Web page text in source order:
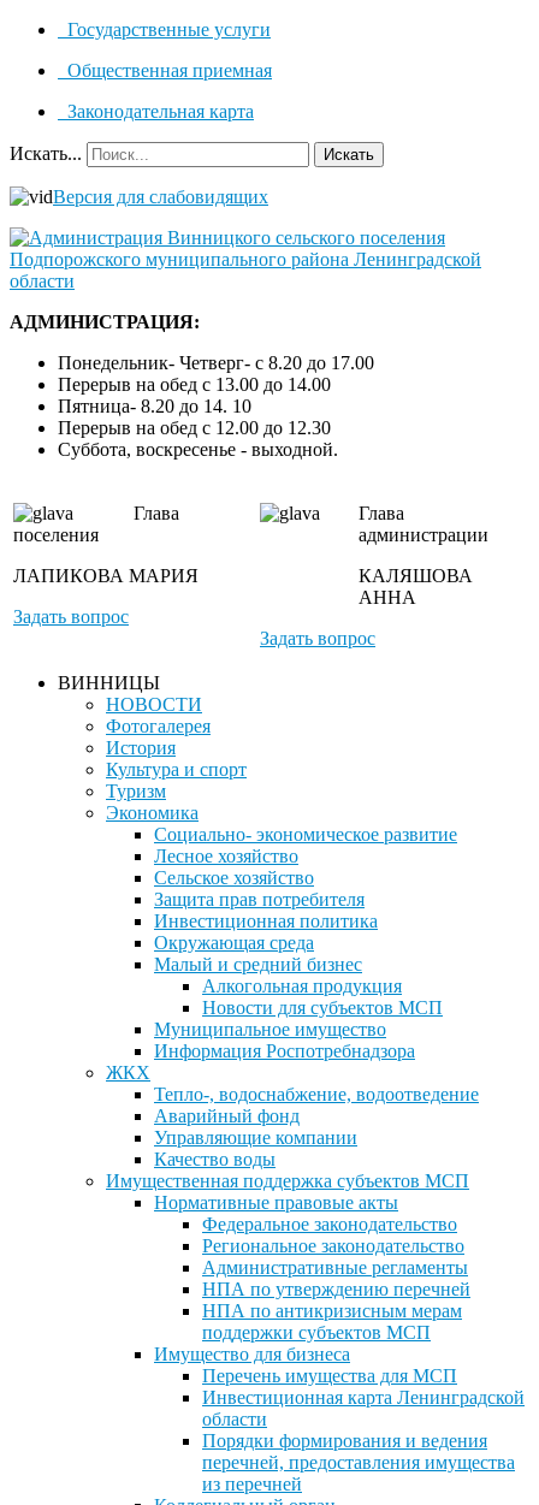
Государственные услуги
Общественная приемная
Законодательная карта
Искать... Искать
Версия для слабовидящих
АДМИНИСТРАЦИЯ:
Понедельник- Четверг- с 8.20 до 17.00
Перерыв на обед с 13.00 до 14.00
Пятница- 8.20 до 14. 10
Перерыв на обед с 12.00 до 12.30
Суббота, воскресенье - выходной.
Глава
поселения
ЛАПИКОВА МАРИЯ
Задать вопрос
Глава
администрации
КАЛЯШОВА
АННА
Задать вопрос
ВИННИЦЫ
НОВОСТИ
Фотогалерея
История
Культура и спорт
Туризм
Экономика
Социально- экономическое развитие
Лесное хозяйство
Сельское хозяйство
Защита прав потребителя
Инвестиционная политика
Окружающая среда
Малый и средний бизнес
Алкогольная продукция
Новости для субъектов МСП
Муниципальное имущество
Информация Роспотребнадзора
ЖКХ
Тепло-, водоснабжение, водоотведение
Аварийный фонд
Управляющие компании
Качество воды
Имущественная поддержка субъектов МСП
Нормативные правовые акты
Федеральное законодательство
Региональное законодательство
Административные регламенты
НПА по утверждению перечней
НПА по антикризисным мерам
поддержки субъектов МСП
Имущество для бизнеса
Перечень имущества для МСП
Инвестиционная карта Ленинградской
области
Порядки формирования и ведения
перечней, предоставления имущества
из перечней